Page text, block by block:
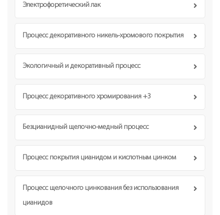
Электрофоретический лак
Процесс декоративного никель-хромового покрытия
Экологичный и декоративный процесс
Процесс декоративного хромирования +3
Безцианидный щелочно-медный процесс
Процесс покрытия цианидом и кислотным цинком
Процесс щелочного цинкования без использования
цианидов